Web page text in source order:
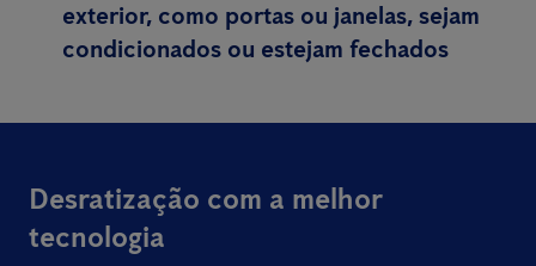
exterior, como portas ou janelas, sejam
condicionados ou estejam fechados
Desratização com a melhor
tecnologia